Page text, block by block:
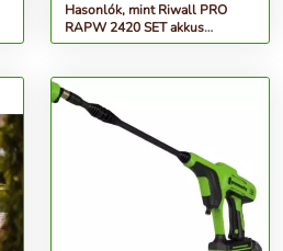
Hasonlók, mint Riwall PRO
RAPW 2420 SET akkus
magasnyomású mosó 20 V,